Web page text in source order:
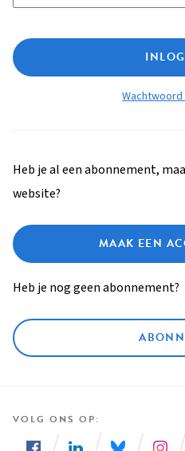
Heb je al een abonnement,
website?
MAAK EEN
Heb je nog geen abonnement?
VOLG ONS OP